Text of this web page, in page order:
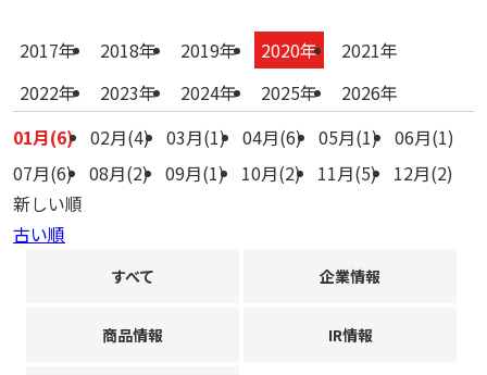
2017年 2018年 2019年 2020年
2021年
2022年
2023年 2024年 2025年
2026年
01月(6)
02月(4) 03月(1) 04月(6) 05月(1)
06月(1)
07月(6)
08月(2) 09月(1) 10月(2) 11月(5)
12月(2)
新しい順
古い順
すべて 企業情報
商品情報 IR情報